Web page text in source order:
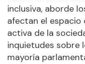
inclusiva, aborde
afectan el
activa de la
inquietudes sobre
mayoría